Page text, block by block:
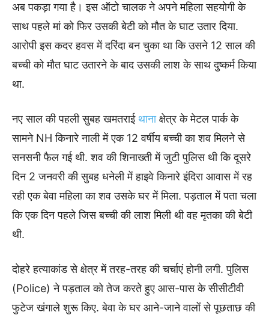
अब पकड़ा गया है। इस ऑटो चालक ने अपने महिला सहयोगी के
साथ पहले मां को फिर उसकी बेटी को मौत के घाट उतार दिया.
आरोपी इस कदर हवस में दरिंदा बन चुका था कि उसने 12 साल की
बच्ची को मौत घाट उतारने के बाद उसकी लाश के साथ दुष्कर्म किया
था.
नए साल की पहली सुबह खमतराई थानाक्षेत्र के मेटल पार्क के
सामने NH किनारे नाली में एक 12 वर्षीय बच्ची का शव मिलने से
सनसनी फैल गई थी. शव की शिनाख्ती में जुटी पुलिस थी कि दूसरे
दिन 2 जनवरी की सुबह धनेली में हाइवे किनारे इंदिरा आवास में रह
रही एक बेवा महिला का शव उसके घर में मिला. पड़ताल में पता चला
कि एक दिन पहले जिस बच्ची की लाश मिली थी वह मृतका की बेटी
थी.
दोहरे हत्याकांड से क्षेत्र में तरह-तरह की चर्चाएं होनी लगी. पुलिस
(Police) ने पड़ताल को तेज करते हुए आस-पास के सीसीटीवी
फुटेज खंगाले शुरू किए. बेवा के घर आने-जाने वालों से पूछताछ की